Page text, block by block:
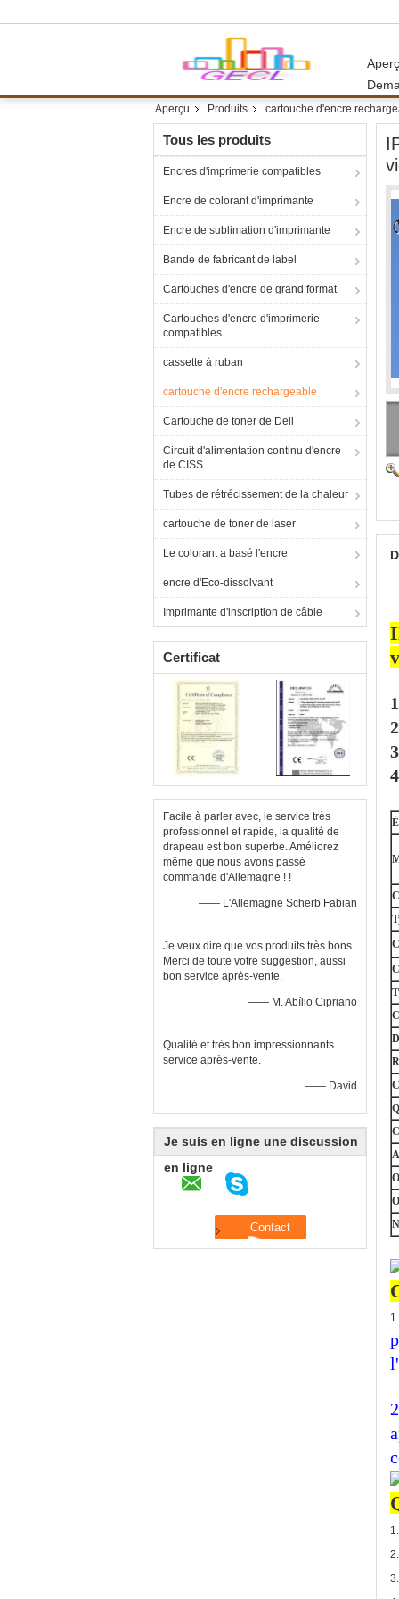
Aperçu Produits cartouche d'encre
Tous les produits
Encres d'imprimerie compatibles
Encre de colorant d'imprimante
Encre de sublimation d'imprimante
Bande de fabricant de label
Cartouches d'encre de grand format
Cartouches d'encre d'imprimerie
compatibles
cassette à ruban
cartouche d'encre rechargeable
Cartouche de toner de Dell
Circuit d'alimentation continu d'encre
de CISS
Tubes de rétrécissement de la chaleur
cartouche de toner de laser
Le colorant a basé l'encre
encre d'Eco-dissolvant
Imprimante d'inscription de câble
Certificat
Facile à parler avec, le service très
professionnel et rapide, la qualité de
drapeau est bon superbe. Améliorez
même que nous avons passé
commande d'Allemagne ! !
—— L'Allemagne Scherb Fabian
Je veux dire que vos produits très bons.
Merci de toute votre suggestion, aussi
bon service après-vente.
—— M. Abílio Cipriano
Qualité et très bon impressionnants
service après-vente.
—— David
Je suis en ligne une discussion
en ligne
1.
1.
2.
3.